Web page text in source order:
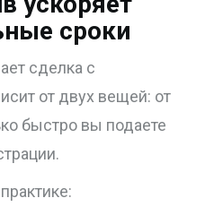
сроки
сделка с
от двух вещей: от
быстро вы подаете